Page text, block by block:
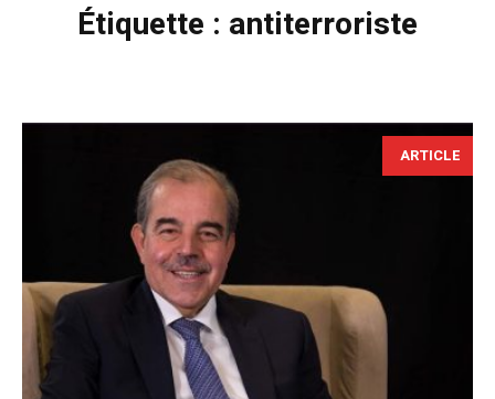
Étiquette : antiterroriste
ARTICLE